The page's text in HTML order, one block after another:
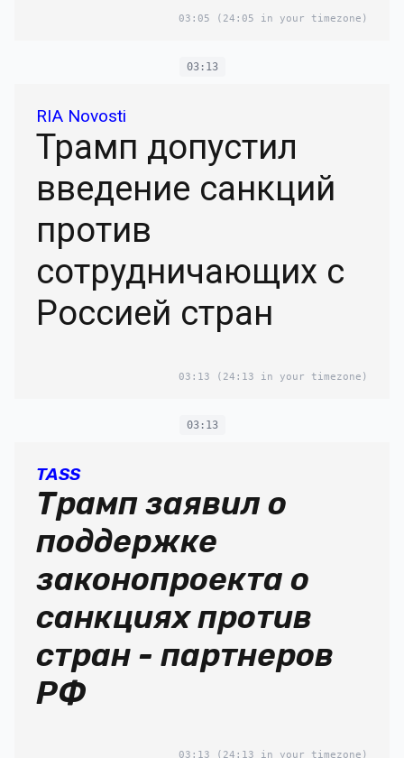
03:05 (24:05 in your timezone)
03:13
RIA Novosti
Трамп допустил
введение санкций
против
сотрудничающих с
Россией стран
03:13 (24:13 in your timezone)
03:13
TASS
Трамп заявил о
поддержке
законопроекта о
санкциях против
стран - партнеров
РФ
03:13 (24:13 in your timezone)